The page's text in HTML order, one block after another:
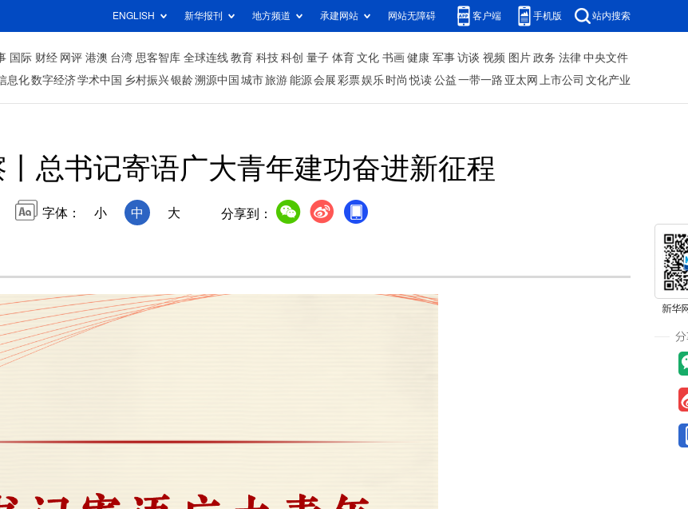
ENGLISH 新华报刊 地方频道 承建网站 网站无障碍 客户端 手机版 站内搜索
国际 财经 网评 港澳 台湾 思客智库 全球连线 教育 科技 科创 量子 体育 文化 书画 健康 军事 访谈 视频 图片 政务 法律 中央文件
息化数字经济学术中国 乡村振兴银龄溯源中国 城市旅游 能源 会展 彩票娱乐 时尚 悦读 公益 一带一路 亚太网 上市公司 文化产业
总书记寄语广大青年建功奋进新征程
字体： 小 中 大 分享到：